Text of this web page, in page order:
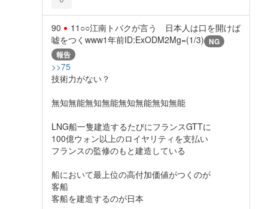
90
11○○江南トバクが言う 日本人は口を開けば
嘘をつくwww1年前ID:ExODM2Mg=(1/3) NG
報告
>>75
技術力がない？
無知無能無知無能無知無能無知無能
LNG船一隻建造するたびにフランスGTTに
100億ウォン以上のロイヤリティを支払い
フランスの監修のもと建造している
船において最上位の高付加価値がつくのが
客船
客船を建造するのが日本